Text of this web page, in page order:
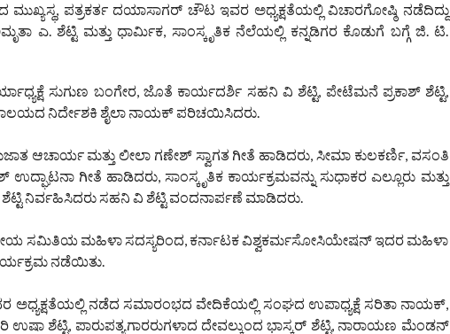
ಪತ್ರಕರ್ತ ದಯಾಸಾಗರ್ ಚೌಟ ಇವರ ಅಧ್ಯಕ್ಷತೆಯಲ್ಲಿ ವಿಚಾರಗೋಷ್ಠಿ ನಡೆದಿದ್ದು
ಎ. ಶೆಟ್ಟಿ ಮತ್ತು ಧಾರ್ಮಿಕ, ಸಾಂಸ್ಕೃತಿಕ ನೆಲೆಯಲ್ಲಿ ಕನ್ನಡಿಗರ ಕೊಡುಗೆ ಬಗ್ಗೆ ಜಿ. ಟಿ.
ಸುಗುಣ ಬಂಗೇರ, ಜೊತೆ ಕಾರ್ಯದರ್ಶಿ ಸಹನಿ ವಿ ಶೆಟ್ಟಿ, ಪೇಟೆಮನೆ ಪ್ರಕಾಶ್ ಶೆಟ್ಟಿ,
ನಿರ್ದೇಶಕಿ ಶೈಲಾ ನಾಯಕ್ ಪರಿಚಯಿಸಿದರು.
ಆಚಾರ್ಯ ಮತ್ತು ಲೀಲಾ ಗಣೇಶ್ ಸ್ವಾಗತ ಗೀತೆ ಹಾಡಿದರು, ಸೀಮಾ ಕುಲಕರ್ಣಿ, ವಸಂತಿ
ಗೀತೆ ಹಾಡಿದರು, ಸಾಂಸ್ಕೃತಿಕ ಕಾರ್ಯಕ್ರಮವನ್ನು ಸುಧಾಕರ ಎಲ್ಲೂರು ಮತ್ತು
ನಿರ್ವಹಿಸಿದರು ಸಹನಿ ವಿ ಶೆಟ್ಟಿ ವಂದನಾರ್ಪಣೆ ಮಾಡಿದರು.
ಸಮಿತಿಯ ಮಹಿಳಾ ಸದಸ್ಯರಿಂದ, ಕರ್ನಾಟಕ ವಿಶ್ವಕರ್ಮಸೋಸಿಯೇಷನ್ ಇದರ ಮಹಿಳಾ
ನಡೆಯಿತು.
ಅಧ್ಯಕ್ಷತೆಯಲ್ಲಿ ನಡೆದ ಸಮಾರಂಭದ ವೇದಿಕೆಯಲ್ಲಿ ಸಂಘದ ಉಪಾಧ್ಯಕ್ಷೆ ಸರಿತಾ ನಾಯಕ್,
ಶೆಟ್ಟಿ, ಪಾರುಪತ್ಯಗಾರರುಗಳಾದ ದೇವಲ್ಕುಂದ ಭಾಸ್ಕರ್ ಶೆಟ್ಟಿ, ನಾರಾಯಣ ಮೆಂಡನ್